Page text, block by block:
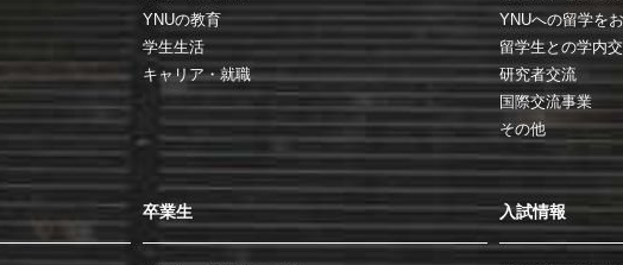
YNUの教育
学生生活
キャリア・就職
YNUへの留学を
留学生との学内
研究者交流
国際交流事業
その他
卒業生 入試情報